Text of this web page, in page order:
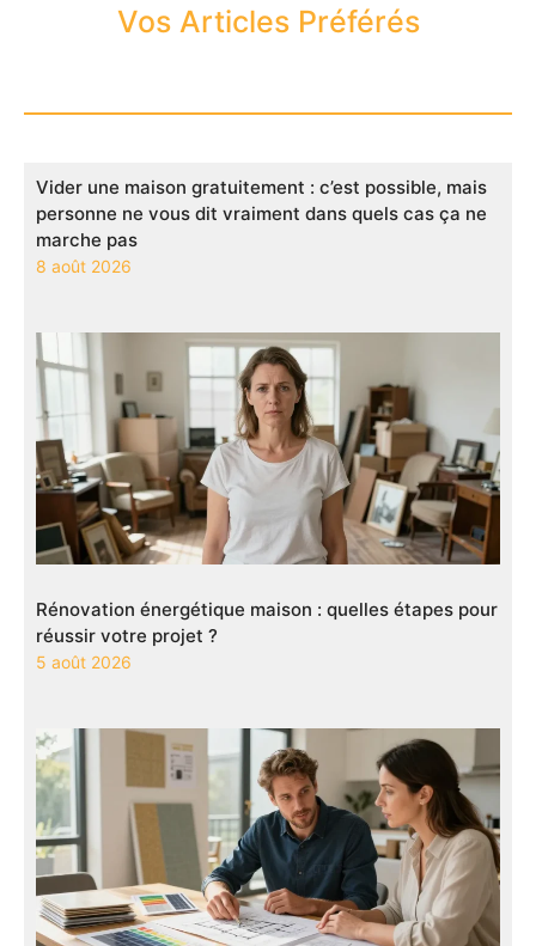
Vos Articles Préférés
Vider une maison gratuitement : c’est possible, mais
personne ne vous dit vraiment dans quels cas ça ne
marche pas
8 août 2026
Rénovation énergétique maison : quelles étapes pour
réussir votre projet ?
5 août 2026